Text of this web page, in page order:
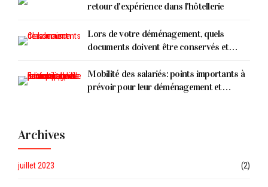
retour d'expérience dans l'hôtellerie
Lors de votre déménagement, quels
documents doivent être conservés et
Mobilité des salariés: points importants à
prévoir pour leur déménagement et
Archives
juillet 2023 (2)